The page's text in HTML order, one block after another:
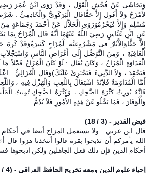
وَتَحَاشَى عَنْ فُحْشِ الْقَوْل ، وَقَدْ رَوَى ابْنُ عُمَرَ رَضِيَ
لأَمْزَحُ وَلاَ أَقُول إِلاَّ حَقًّاقَال الْبَرَكَوِيُّ وَالْخَادِمِيُّ :
مُسْلِمٍ وَإِلاَّ فَيَحْرُمُوَرَوَى الْخَلاَّل عَنْ أَحْمَدَ وَجَمَاعَةٍ
عَنِ ابْنِ عَبَّاسٍ رَضِيَ اللَّهُ عَنْهُمَا أَنَّهُ قَال الْمُزَاحُ
إِلاَّ حَقًّاوَالآْثَارُ فِي مَشْرُوعِيَّةِ الْمُزَاحِ كَثِيرَةٌوَقَدْ
الْعَاقِبَةِ ، وَمِنَ التَّوَصُّل إِلَى أَعْرَاضِ النَّاسِ
الْعَدَاوَةِ الْمُزَاحُ ، وَكَانَ يُقَال : لَوْ كَانَ الْمُزَاحُ فَحْلاً
فَيَحْقِدَ ، وَلاَ الدَّنِيءَ فَيَجْتَرِئَ عَلَيْكَ)وَقَال الْغَزَالِيُّ :
أَمَّا الْمُدَاوَمَةُ فَلأِنَّهُ اشْتِغَالٌ بِاللَّعِبِ وَالْهَزْل فِيهِ ،
فَإِنَّهُ يُورِثُ كَثْرَةَ الضَّحِكِ ، وَكَثْرَةُ الضَّحِكِ تُمِيتُ
وَالْوَقَارَ ، فَمَا يَخْلُو عَنْ هَذِهِ الأْمُورِ فَلاَ يُذَمُّ
فيض القدير - (3 / 18)
قال ابن عربي : ولا يستعمل المزاح أيضا في
الله يأمركم أن تذبحوا بقرة قالوا أتتخذنا هزوا
أحكام الدين فإن ذلك فعل الجاهلين ولكن اذبحوها
إحياء علوم الدين ومعه تخريج الحافظ العراقي - (4 / 297)